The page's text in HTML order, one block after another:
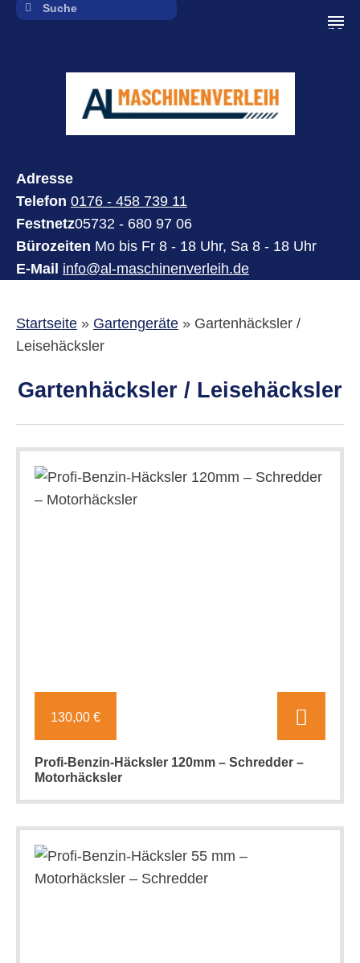
Adresse
Telefon 0176 - 458 739 11
Festnetz05732 - 680 97 06
Bürozeiten Mo bis Fr 8 - 18 Uhr, Sa 8 - 18 Uhr
E-Mail info@al-maschinenverleih.de
Startseite» Gartengeräte» Gartenhäcksler /
Leisehäcksler
Gartenhäcksler / Leisehäcksler
130,00 €
Profi-Benzin-Häcksler 120mm – Schredder –
Motorhäcksler